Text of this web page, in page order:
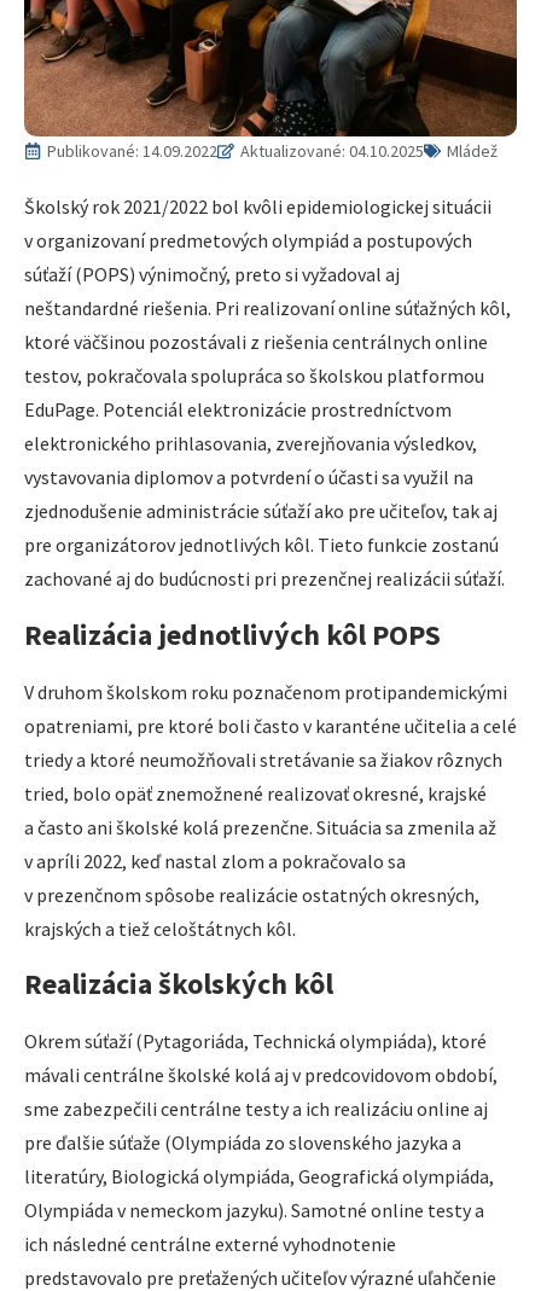
Publikované: 14.09.2022 Aktualizované: 04.10.2025 Mládež
Školský rok 2021/2022 bol kvôli epidemiologickej situácii
v organizovaní predmetových olympiád a postupových
súťaží (POPS) výnimočný, preto si vyžadoval aj
neštandardné riešenia. Pri realizovaní online súťažných kôl,
ktoré väčšinou pozostávali z riešenia centrálnych online
testov, pokračovala spolupráca so školskou platformou
EduPage. Potenciál elektronizácie prostredníctvom
elektronického prihlasovania, zverejňovania výsledkov,
vystavovania diplomov a potvrdení o účasti sa využil na
zjednodušenie administrácie súťaží ako pre učiteľov, tak aj
pre organizátorov jednotlivých kôl. Tieto funkcie zostanú
zachované aj do budúcnosti pri prezenčnej realizácii súťaží.
Realizácia jednotlivých kôl POPS
V druhom školskom roku poznačenom protipandemickými
opatreniami, pre ktoré boli často v karanténe učitelia a celé
triedy a ktoré neumožňovali stretávanie sa žiakov rôznych
tried, bolo opäť znemožnené realizovať okresné, krajské
a často ani školské kolá prezenčne. Situácia sa zmenila až
v apríli 2022, keď nastal zlom a pokračovalo sa
v prezenčnom spôsobe realizácie ostatných okresných,
krajských a tiež celoštátnych kôl.
Realizácia školských kôl
Okrem súťaží (Pytagoriáda, Technická olympiáda), ktoré
mávali centrálne školské kolá aj v predcovidovom období,
sme zabezpečili centrálne testy a ich realizáciu online aj
pre ďalšie súťaže (Olympiáda zo slovenského jazyka a
literatúry, Biologická olympiáda, Geografická olympiáda,
Olympiáda v nemeckom jazyku). Samotné online testy a
ich následné centrálne externé vyhodnotenie
predstavovalo pre preťažených učiteľov výrazné uľahčenie